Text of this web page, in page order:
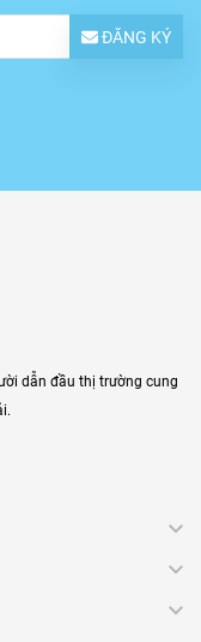
ĐĂNG KÝ
dẫn đầu thị trường cung